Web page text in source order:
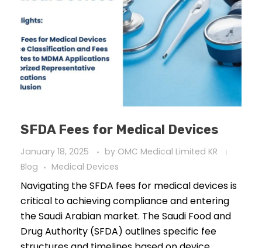
SFDA Fees for Medical Devices
January 18, 2025 by OMC Medical Limited KR
Blog
Medical Devices
Navigating the SFDA fees for medical devices is
critical to achieving compliance and entering
the Saudi Arabian market. The Saudi Food and
Drug Authority (SFDA) outlines specific fee